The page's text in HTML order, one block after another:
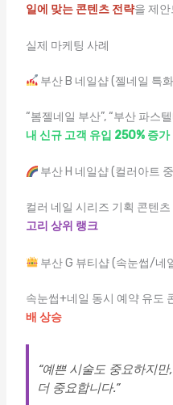
일에 맞는 콘텐츠 전략을 제안
실제 마케팅 사례
부산 B 네일샵 (젤네일 특
“봄젤네일 부산”, “부산 파스
내 신규 고객 유입 250% 증가
부산 H 네일샵 (컬러아트
컬러 네일 시리즈 기획 콘텐
고리 상위 랭크
부산 G 뷰티샵 (속눈썹/네
속눈썹+네일 동시 예약 유도
배 상승
“예쁜 시술도 중요하지
더 중요합니다.”